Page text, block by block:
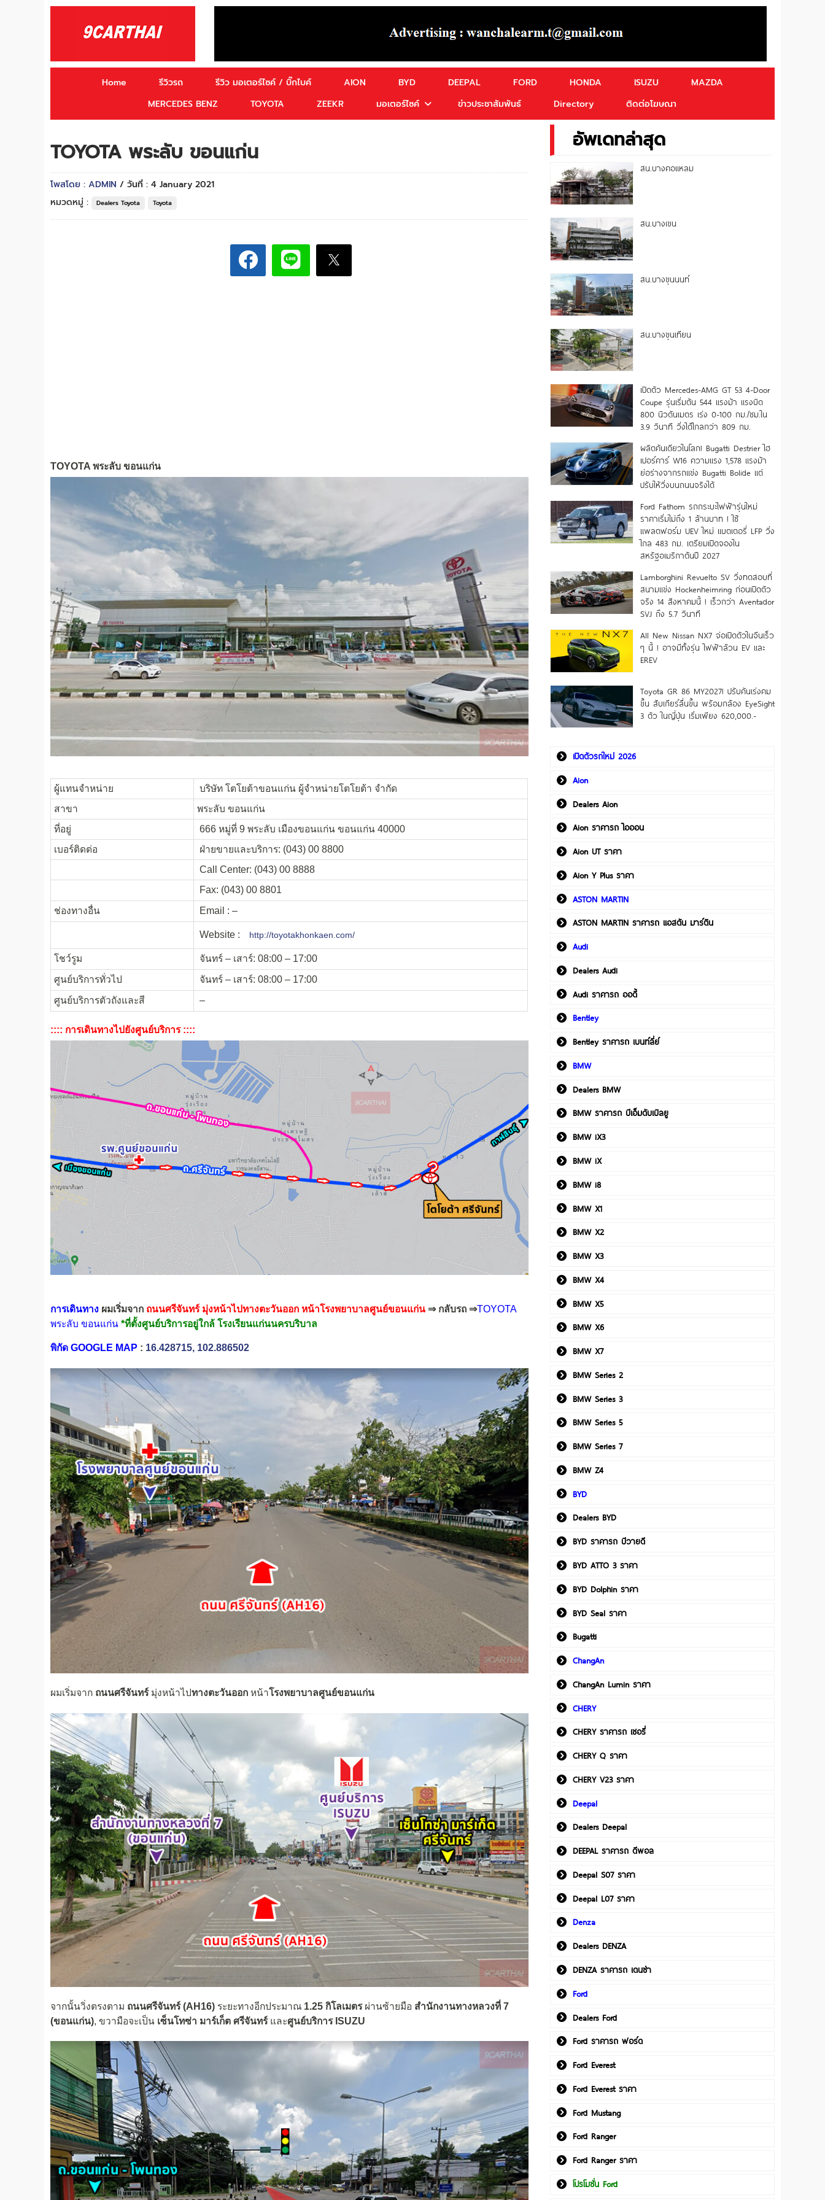
Home รีวิวรถ รีวิว มอเตอร์ไซค์ / บิ๊กไบค์ AION BYD DEEPAL FORD HONDA ISUZU
MAZDA
MERCEDES BENZ
TOYOTA ZEEKR มอเตอร์ไซค์ ข่าวประชาสัมพันธ์ Directory ติดต่อโฆษณา
TOYOTA พระลับ ขอนแก่น
โพสโดย : ADMIN / วันที่ : 4 January 2021
หมวดหมู่ :
Dealers Toyota Toyota
TOYOTA พระลับ ขอนแก่น
ผู้แทนจำหน่าย
บริษัท โตโยต้าขอนแก่น ผู้จำหน่ายโตโยต้า จำกัด
สาขา
พระลับ ขอนแก่น
ที่อยู่
666 หมู่ที่ 9 พระลับ เมืองขอนแก่น ขอนแก่น 40000
เบอร์ติดต่อ
ฝ่ายขายและบริการ: (043) 00 8800
Call Center: (043) 00 8888
Fax: (043) 00 8801
ช่องทางอื่น
Email : –
Website : http://toyotakhonkaen.com/
โชว์รูม
จันทร์ – เสาร์: 08:00 – 17:00
ศูนย์บริการทั่วไป
จันทร์ – เสาร์: 08:00 – 17:00
ศูนย์บริการตัวถังและสี
–
:::: การเดินทางไปยังศูนย์บริการ ::::
การเดินทาง ผมเริ่มจาก ถนนศรีจันทร์ มุ่งหน้าไปทางตะวันออก หน้าโรงพยาบาลศูนย์ขอนแก่น ⇒ กลับรถ ⇒TOYOTA
พระลับ ขอนแก่น *ที่ตั้งศูนย์บริการอยู่ใกล้ โรงเรียนแก่นนครบริบาล
พิกัด GOOGLE MAP : 16.428715, 102.886502
ผมเริ่มจาก ถนนศรีจันทร์มุ่งหน้าไปทางตะวันออก หน้าโรงพยาบาลศูนย์ขอนแก่น
จากนั้นวิ่งตรงตาม ถนนศรีจันทร์ (AH16) ระยะทางอีกประมาณ 1.25 กิโลเมตรผ่านซ้ายมือ สำนักงานทางหลวงที่ 7
(ขอนแก่น), ขวามือจะเป็น เซ็นโทซ่า มาร์เก็ต ศรีจันทร์และศูนย์บริการ ISUZU
อัพเดทล่าสุด
สน.บางคอแหลม
สน.บางเขน
สน.บางขุนนนท์
สน.บางขุนเทียน
เปิดตัว Mercedes-AMG GT 53 4-Door
Coupe รุ่นเริ่มต้น 544 แรงม้า แรงบิด
800 นิวตันเมตร เร่ง 0-100 กม./ชม.ใน
3.9 วินาที วิ่งได้ไกลกว่า 809 กม.
ผลิตคันเดียวในโลก! Bugatti Destrier ไฮ
เปอร์คาร์ W16 ความแรง 1,578 แรงม้า
ย่อร่างจากรถแข่ง Bugatti Bolide แต่
ปรับให้วิ่งบนถนนจริงได้
Ford Fathom รถกระบะไฟฟ้ารุ่นใหม่
ราคาเริ่มไม่ถึง 1 ล้านบาท ! ใช้
แพลตฟอร์ม UEV ใหม่ แบตเตอรี่ LFP วิ่ง
ไกล 483 กม. เตรียมเปิดจองใน
สหรัฐอเมริกาต้นปี 2027
Lamborghini Revuelto SV วิ่งทดสอบที่
สนามแข่ง Hockenheimring ก่อนเปิดตัว
จริง 14 สิงหาคมนี้ ! เร็วกว่า Aventador
SVJ ถึง 5.7 วินาที
All New Nissan NX7 จ่อเปิดตัวในจีนเร็ว
ๆ นี้ ! อาจมีทั้งรุ่น ไฟฟ้าล้วน EV และ
EREV
Toyota GR 86 MY2027! ปรับคันเร่งคม
ขึ้น สับเกียร์ลื่นขึ้น พร้อมกล้อง EyeSight
3 ตัว ในญี่ปุ่น เริ่มเพียง 620,000.-
เปิดตัวรถใหม่ 2026
Aion
Dealers Aion
Aion ราคารถ ไอออน
Aion UT ราคา
Aion Y Plus ราคา
ASTON MARTIN
ASTON MARTIN ราคารถ แอสตัน มาร์ติน
Audi
Dealers Audi
Audi ราคารถ ออดี้
Bentley
Bentley ราคารถ เบนท์ลี่ย์
BMW
Dealers BMW
BMW ราคารถ บีเอ็มดับเบิลยู
BMW iX3
BMW iX
BMW i8
BMW X1
BMW X2
BMW X3
BMW X4
BMW X5
BMW X6
BMW X7
BMW Series 2
BMW Series 3
BMW Series 5
BMW Series 7
BMW Z4
BYD
Dealers BYD
BYD ราคารถ บีวายดี
BYD ATTO 3 ราคา
BYD Dolphin ราคา
BYD Seal ราคา
Bugatti
ChangAn
ChangAn Lumin ราคา
CHERY
CHERY ราคารถ เชอรี่
CHERY Q ราคา
CHERY V23 ราคา
Deepal
Dealers Deepal
DEEPAL ราคารถ ดีพอล
Deepal S07 ราคา
Deepal L07 ราคา
Denza
Dealers DENZA
DENZA ราคารถ เดนซ่า
Ford
Dealers Ford
Ford ราคารถ ฟอร์ด
Ford Everest
Ford Everest ราคา
Ford Mustang
Ford Ranger
Ford Ranger ราคา
โปรโมชั่น Ford